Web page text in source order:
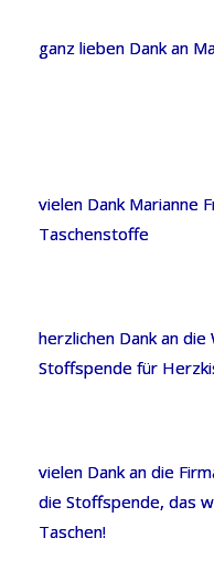
ganz lieben Dank an
vielen Dank Marianne
Taschenstoffe
herzlichen Dank an
Stoffspende für
vielen Dank an die
die Stoffspende, das
Taschen!